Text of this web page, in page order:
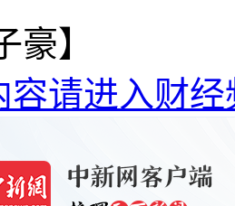
豪】
容请进入财经